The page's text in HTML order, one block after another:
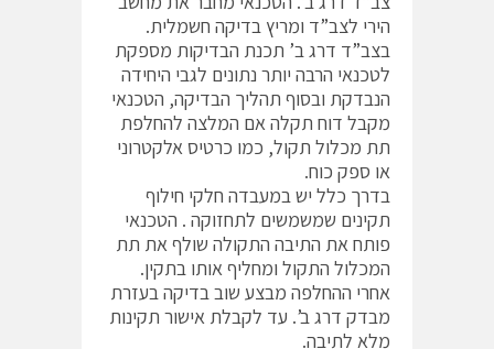
הירי לצב”ד ומריץ בדיקה חשמלית.
בצב”ד דרג ב’ תכנת הבדיקות מספקת
לטכנאי הרבה יותר נתונים לגבי היחידה
הנבדקת ובסוף תהליך הבדיקה, הטכנאי
מקבל דוח תקלה אם המלצה להחלפת
תת מכלול תקול, כמו כרטיס אלקטרוני
או ספק כוח.
בדרך כלל יש במעבדה חלקי חילוף
תקינים שמשמשים לתחזוקה . הטכנאי
פותח את התיבה התקולה שולף את תת
המכלול התקול ומחליף אותו בתקין.
אחרי ההחלפה מבצע שוב בדיקה בעזרת
מבדק דרג ב’. עד לקבלת אישור תקינות
מלא לתיבה.